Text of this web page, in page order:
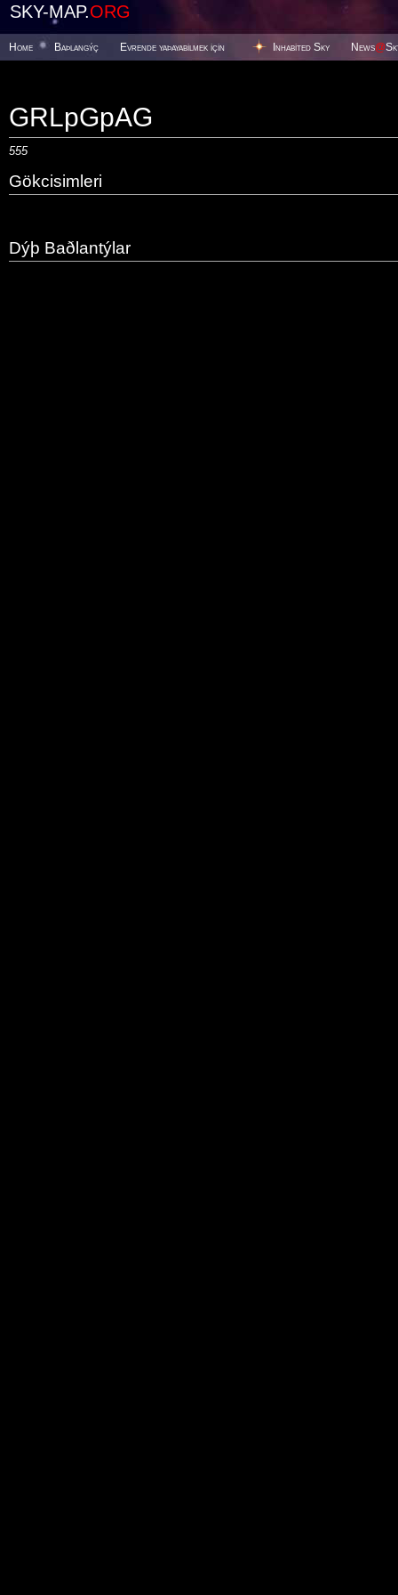
SKY-MAP.ORG
Home Baþlangýç Evrende yaþayabilmek için Inhabited Sky News@
GRLpGpAG
555
Gökcisimleri
Dýþ Baðlantýlar